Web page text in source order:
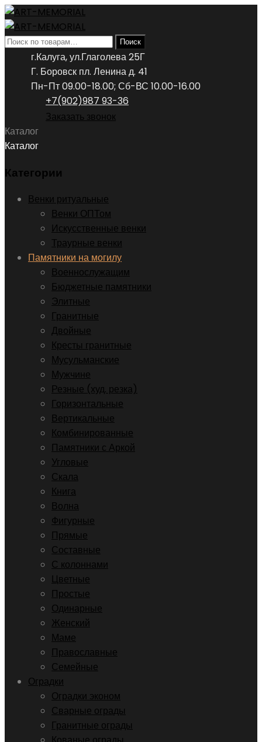
Искать: Поиск
г.Калуга, ул.Глаголева 25Г
Г. Боровск пл. Ленина д. 41
Пн-Пт 09.00-18.00; Сб-ВС 10.00-16.00
+7(902)987 93-36
Заказать звонок
Каталог
Каталог
Категории
Венки ритуальные
Венки ОПТом
Искусственные венки
Траурные венки
Памятники на могилу
Военнослужащим
Бюджетные памятники
Элитные
Гранитные
Двойные
Кресты гранитные
Мусульманские
Мужчине
Резные (худ. резка)
Горизонтальные
Вертикальные
Комбинированные
Памятники с Аркой
Угловые
Скала
Книга
Волна
Фигурные
Прямые
Составные
С колоннами
Цветные
Простые
Одинарные
Женский
Маме
Православные
Семейные
Оградки
Оградки эконом
Сварные ограды
Гранитные ограды